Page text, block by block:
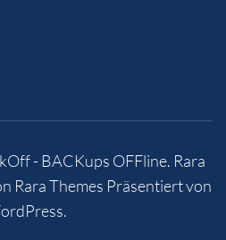
- BACKups OFFline. Rara
Rara Themes Präsentiert von
.